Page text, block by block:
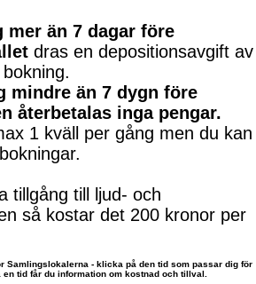
mer än 7 dagar före
dras en depositionsavgift av
mindre än 7 dygn före
återbetalas inga pengar.
1 kväll per gång men du kan
tillgång till ljud- och
så kostar det 200 kronor per
Samlingslokalerna - klicka på den tid som passar dig för
tid får du information om kostnad och tillval.